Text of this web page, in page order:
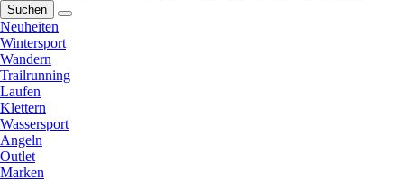
Suchen
Neuheiten
Wintersport
Wandern
Trailrunning
Laufen
Klettern
Wassersport
Angeln
Outlet
Marken